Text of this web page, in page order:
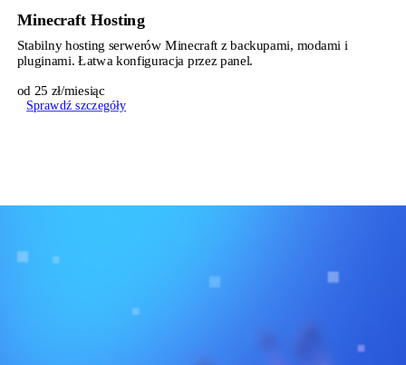
Minecraft Hosting
Stabilny hosting serwerów Minecraft z backupami, modami i
pluginami. Łatwa konfiguracja przez panel.
od 25 zł/miesiąc
Sprawdź szczegóły